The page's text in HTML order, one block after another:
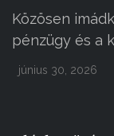
Közösen
pénzügy és a
június 30, 2026